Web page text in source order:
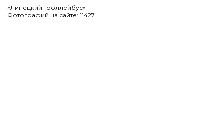
«Липецкий троллейбус»
Фотографий на сайте: 11427